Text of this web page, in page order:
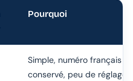
Pourquoi
Simple, numéro français
conservé, peu de réglages